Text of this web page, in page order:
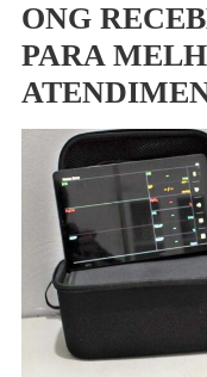
ONG
PARA